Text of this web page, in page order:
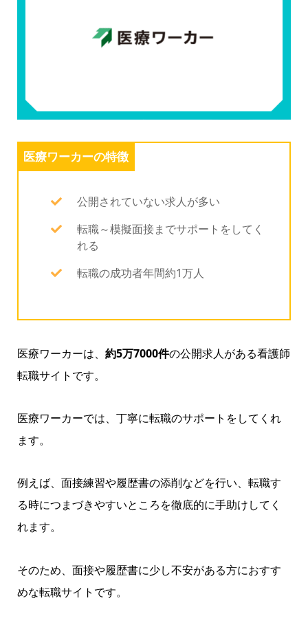
医療ワーカーの特徴
公開されていない求人が多い
転職～模擬面接までサポートをしてく
れる
転職の成功者年間約1万人
医療ワーカーは、 約5万7000件の公開求人がある看護師
転職サイトです。
医療ワーカーでは、丁寧に転職のサポートをしてくれ
ます。
例えば、面接練習や履歴書の添削などを行い、転職す
る時につまづきやすいところを徹底的に手助けしてく
れます。
そのため、面接や履歴書に少し不安がある方におすす
めな転職サイトです。